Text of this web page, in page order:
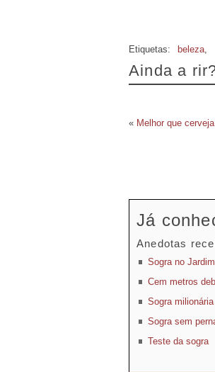
Ainda a
Etiquetas: beleza,
« Melhor que cerveja
Já
Anedotas
Sogra no
Cem metros
Sogra milionária
Sogra sem
Teste da sogra